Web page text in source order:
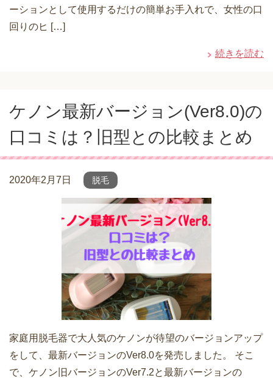
ーションとして使用するだけの簡単お手入れで、女性の口
回りのヒ […]
続きを読む
ケノン最新バージョン(Ver8.0)の
口コミは？旧型との比較まとめ
2020年2月7日 脱毛
家庭用脱毛器で大人気のケノンが待望のバージョンアップ
をして、最新バージョンのVer8.0を発売しました。 そこ
で、ケノン旧バージョンのVer7.2と最新バージョンの